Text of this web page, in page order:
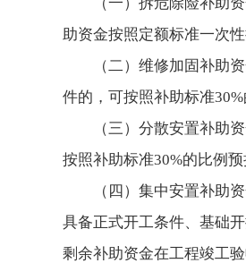
助资金按照定额标准一次性
（二）维修加固补助
件的，可按照补助标准
（三）分散安置补助
按照补助标准30%的比例
（四）集中安置补助
具备正式开工条件、基础
剩余补助资金在工程竣工